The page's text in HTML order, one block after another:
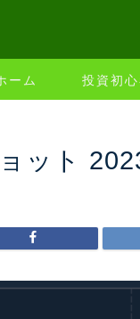
ーム 投資初心
ット